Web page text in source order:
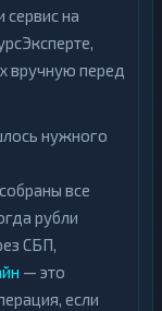
на
вручную перед
нужного
все
рубли
СБП,
— это
если